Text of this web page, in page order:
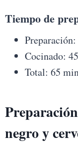
Tiempo de
Cocinado:
Total: 65
negro y